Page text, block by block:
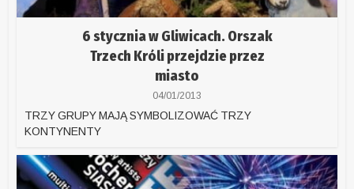
6 stycznia w Gliwicach. Orszak
Trzech Króli przejdzie przez
miasto
04/01/2013
TRZY GRUPY MAJĄ SYMBOLIZOWAĆ TRZY
KONTYNENTY